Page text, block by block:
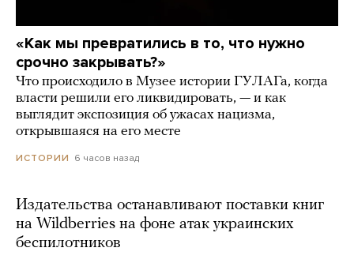
«Как мы превратились в то, что нужно
срочно закрывать?»
Что происходило в Музее истории ГУЛАГа, когда
власти решили его ликвидировать, — и как
выглядит экспозиция об ужасах нацизма,
открывшаяся на его месте
ИСТОРИИ 6 часов назад
Издательства останавливают поставки книг
на Wildberries на фоне атак украинских
беспилотников